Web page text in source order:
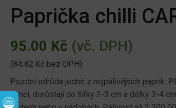
Paprička chilli
95.00 Kč (vč. DPH)
(84.82 Kč bez DPH)
Pozdní odrůda jedné z nejpálivějších paprik.
konci, dorůstají do šířky 2-3 cm a délky 3-4